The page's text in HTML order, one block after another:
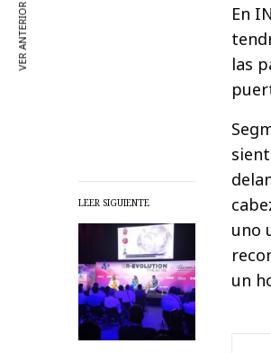
LEER SIGUIENTE
En
las
uno
un
VER ANTERIOR